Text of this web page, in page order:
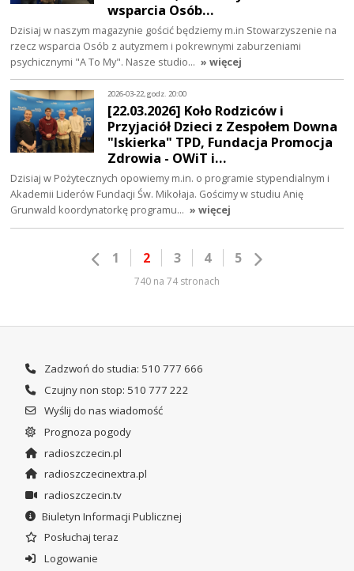
wsparcia Osób…
Dzisiaj w naszym magazynie gościć będziemy m.in Stowarzyszenie na
rzecz wsparcia Osób z autyzmem i pokrewnymi zaburzeniami
psychicznymi "A To My". Nasze studio… » więcej
2026-03-22, godz. 20:00
[22.03.2026] Koło Rodziców i
Przyjaciół Dzieci z Zespołem Downa
"Iskierka" TPD, Fundacja Promocja
Zdrowia - OWiT i…
Dzisiaj w Pożytecznych opowiemy m.in. o programie stypendialnym i
Akademii Liderów Fundacji Św. Mikołaja. Gościmy w studiu Anię
Grunwald koordynatorkę programu… » więcej
1 2 3 4 5
740 na 74 stronach
Zadzwoń do studia: 510 777 666
Czujny non stop: 510 777 222
Wyślij do nas wiadomość
Prognoza pogody
radioszczecin.pl
radioszczecinextra.pl
radioszczecin.tv
Biuletyn Informacji Publicznej
Posłuchaj teraz
Logowanie